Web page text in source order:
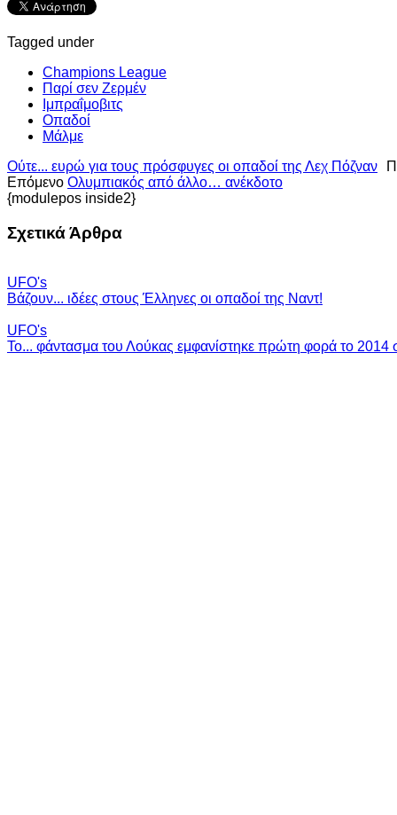
Tagged under
Champions League
Παρί σεν Ζερμέν
Ιμπραΐμοβιτς
Οπαδοί
Μάλμε
Ούτε... ευρώ για τους πρόσφυγες οι οπαδοί της Λεχ Πόζναν
Επόμενο Ολυμπιακός από άλλο… ανέκδοτο
{modulepos inside2}
Σχετικά Άρθρα
UFO's
Βάζουν... ιδέες στους Έλληνες οι οπαδοί της Ναντ!
UFO's
Το... φάντασμα του Λούκας εμφανίστηκε πρώτη φορά το 2014